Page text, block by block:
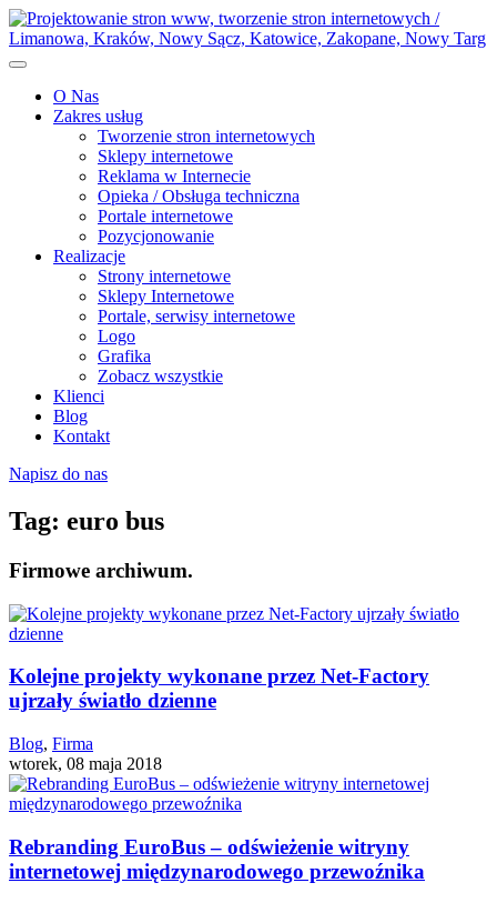
O Nas
Zakres usług
Tworzenie stron internetowych
Sklepy internetowe
Reklama w Internecie
Opieka / Obsługa techniczna
Portale internetowe
Pozycjonowanie
Realizacje
Strony internetowe
Sklepy Internetowe
Portale, serwisy internetowe
Logo
Grafika
Zobacz wszystkie
Klienci
Blog
Kontakt
Napisz do nas
Tag: euro bus
Firmowe archiwum.
Kolejne projekty wykonane przez Net-Factory
ujrzały światło dzienne
Blog, Firma
wtorek, 08 maja 2018
Rebranding EuroBus – odświeżenie witryny
internetowej międzynarodowego przewoźnika